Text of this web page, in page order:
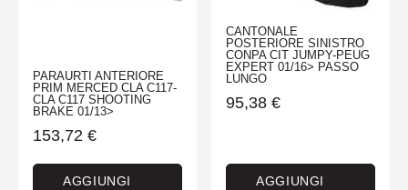
PARAURTI ANTERIORE
PRIM MERCED CLA C117-
CLA C117 SHOOTING
BRAKE 01/13>
153,72 €
AGGIUNGI
CANTONALE
POSTERIORE SINISTRO
CONPA CIT JUMPY-PEUG
EXPERT 01/16> PASSO
LUNGO
95,38 €
AGGIUNGI